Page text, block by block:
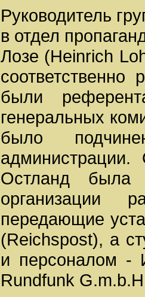
Руководитель
в отдел
Лозе (Heinrich
соответственно
были
генеральных
было
администрации.
Остланд была
организации
передающие
(Reichspost), а
и персоналом -
Rundfunk